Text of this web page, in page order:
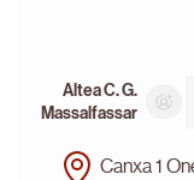
Altea C. G.
Massalfassar
Canxa 1